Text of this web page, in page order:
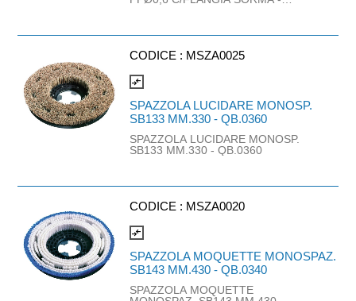
CODICE : MSZA0025
compare_arrows
SPAZZOLA LUCIDARE MONOSP.
SB133 MM.330 - QB.0360
SPAZZOLA LUCIDARE MONOSP.
SB133 MM.330 - QB.0360
CODICE : MSZA0020
compare_arrows
SPAZZOLA MOQUETTE MONOSPAZ.
SB143 MM.430 - QB.0340
SPAZZOLA MOQUETTE